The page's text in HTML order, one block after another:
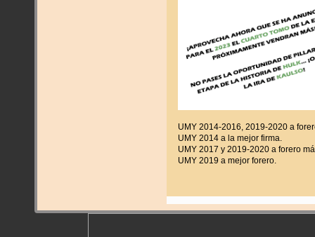
UMY 2014-2016, 2019-2020 a
UMY 2014 a la mejor firma.
UMY 2017 y 2019-2020 a forero
UMY 2019 a mejor forero.